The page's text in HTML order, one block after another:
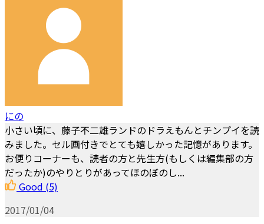
にの
小さい頃に、藤子不二雄ランドのドラえもんとチンプイを読
みました。セル画付きでとても嬉しかった記憶があります。
お便りコーナーも、読者の方と先生方(もしくは編集部の方
だったか)のやりとりがあってほのぼのし...
Good (5)
2017/01/04